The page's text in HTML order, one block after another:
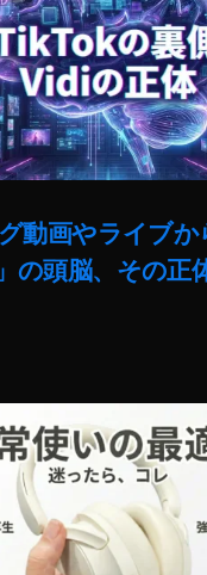
動画やライブか
の頭脳、その正